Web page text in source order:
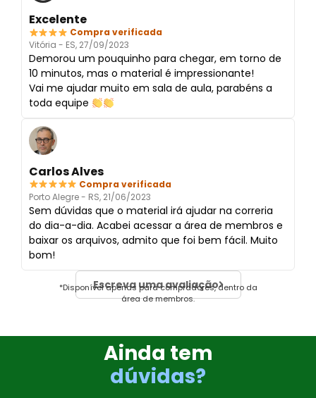
Excelente
Compra verificada
Vitória - ES, 27/09/2023
Demorou um pouquinho para chegar, em torno de
10 minutos, mas o material é impressionante!
Vai me ajudar muito em sala de aula, parabéns a
toda equipe
Carlos Alves
Compra verificada
Porto Alegre - RS, 21/06/2023
Sem dúvidas que o material irá ajudar na correria
do dia-a-dia. Acabei acessar a área de membros e
baixar os arquivos, admito que foi bem fácil. Muito
bom!
Escreva uma avaliação
*Disponível apenas para compradores, dentro da
área de membros.
Ainda tem
dúvidas?